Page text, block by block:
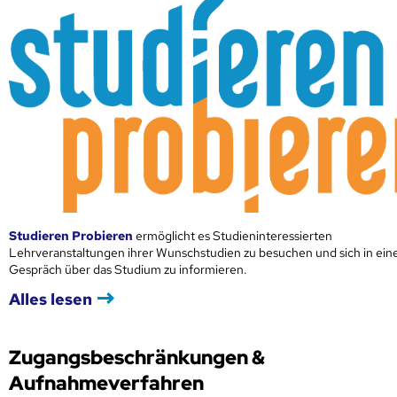
Studieren Probieren ermöglicht es Studieninteressierten
Lehrveranstaltungen ihrer Wunschstudien zu besuchen und sich in
Gespräch über das Studium zu informieren.
Alles lesen
Zugangsbeschränkungen &
Aufnahmeverfahren